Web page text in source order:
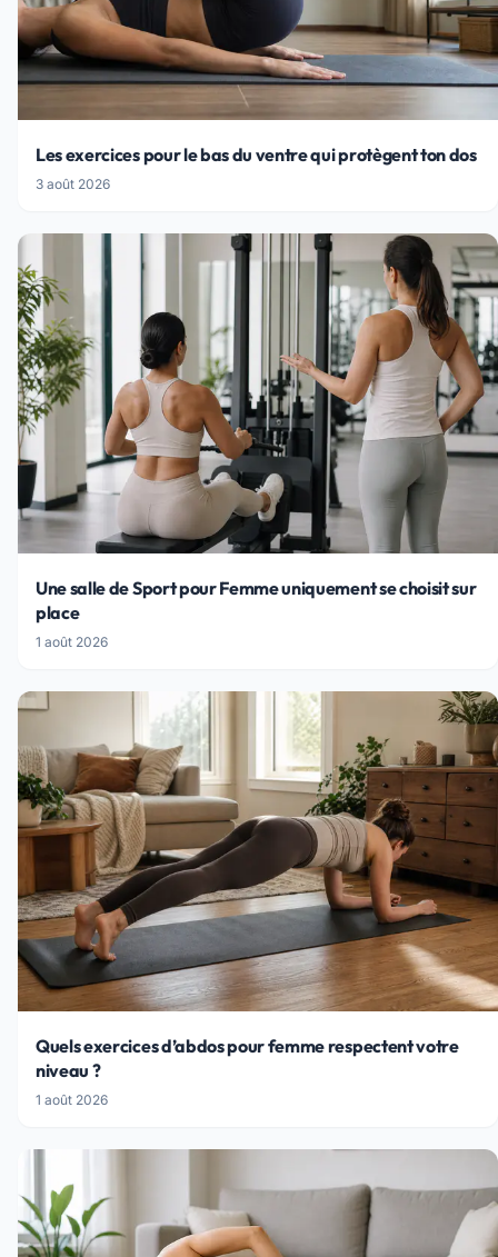
Les exercices pour le bas du ventre qui protègent ton dos
3 août 2026
Une salle de Sport pour Femme uniquement se choisit sur
place
1 août 2026
Quels exercices d’abdos pour femme respectent votre
niveau ?
1 août 2026